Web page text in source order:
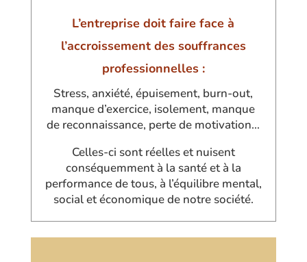
L’entreprise doit faire face à
l’accroissement des souffrances
professionnelles :
Stress, anxiété, épuisement, burn-out,
manque d’exercice, isolement, manque
de reconnaissance, perte de motivation…
Celles-ci sont réelles et nuisent
conséquemment à la santé et à la
performance de tous, à l’équilibre mental,
social et économique de notre société.